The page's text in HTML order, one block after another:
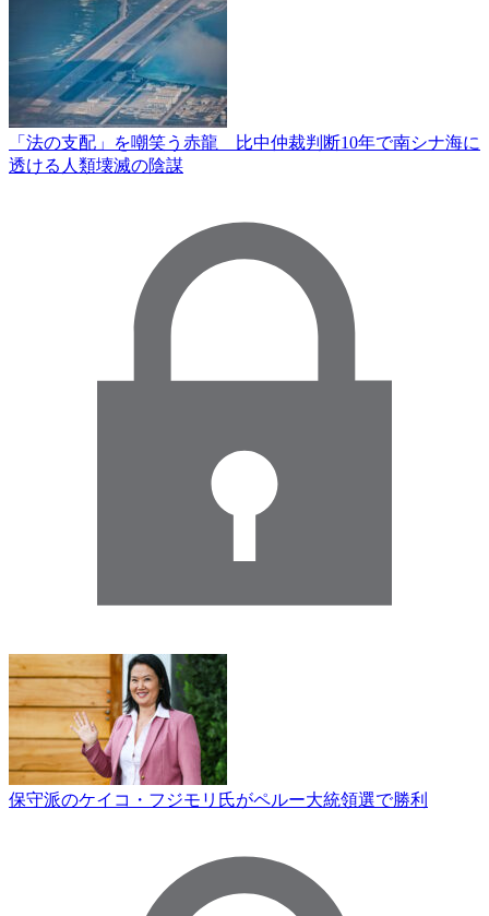
「法の支配」を嘲笑う赤龍 比中仲裁判断10年で南シナ海に
透ける人類壊滅の陰謀
保守派のケイコ・フジモリ氏がペルー大統領選で勝利